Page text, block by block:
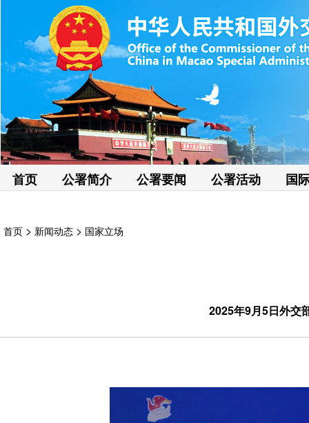
首页 公署简介 公署要闻 公署活动 国
首页 > 新闻动态 > 国家立场
2025年9月5日外交